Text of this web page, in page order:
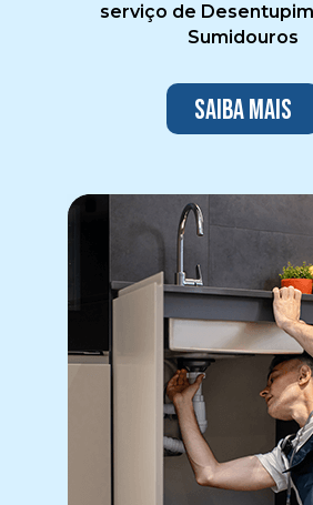
serviço de
Sumidouros
Saiba mais